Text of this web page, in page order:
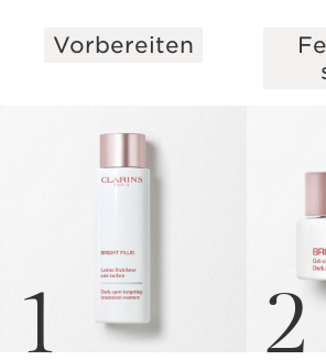
WEITER ZUM INHALT
Vorbereiten
1 2